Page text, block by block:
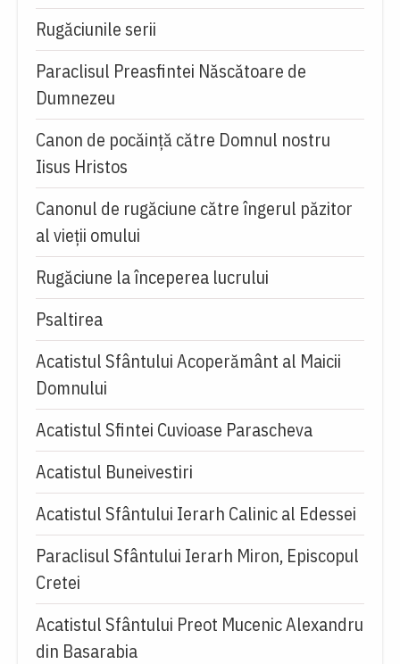
Rugăciunile serii
Paraclisul Preasfintei Născătoare de
Dumnezeu
Canon de pocăință către Domnul nostru
Iisus Hristos
Canonul de rugăciune către îngerul păzitor
al vieții omului
Rugăciune la începerea lucrului
Psaltirea
Acatistul Sfântului Acoperământ al Maicii
Domnului
Acatistul Sfintei Cuvioase Parascheva
Acatistul Buneivestiri
Acatistul Sfântului Ierarh Calinic al Edessei
Paraclisul Sfântului Ierarh Miron, Episcopul
Cretei
Acatistul Sfântului Preot Mucenic Alexandru
din Basarabia